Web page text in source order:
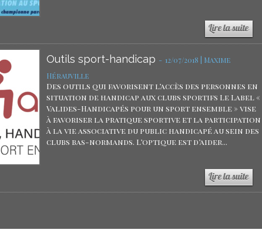
Outils sport-handicap - 12/07/2018 | Maxime
Hérauville
Des outils qui favorisent l’accès des personnes en
situation de handicap aux clubs sportifs Le Label «
Valides-Handicapés pour un sport ensemble » vise
à favoriser la pratique sportive et la participation
à la vie associative du public handicapé au sein des
clubs bas-normands. L’optique est d’aider...